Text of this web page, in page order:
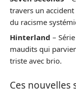
travers un
du racisme
Hinterland –
maudits qui
triste avec brio.
Ces